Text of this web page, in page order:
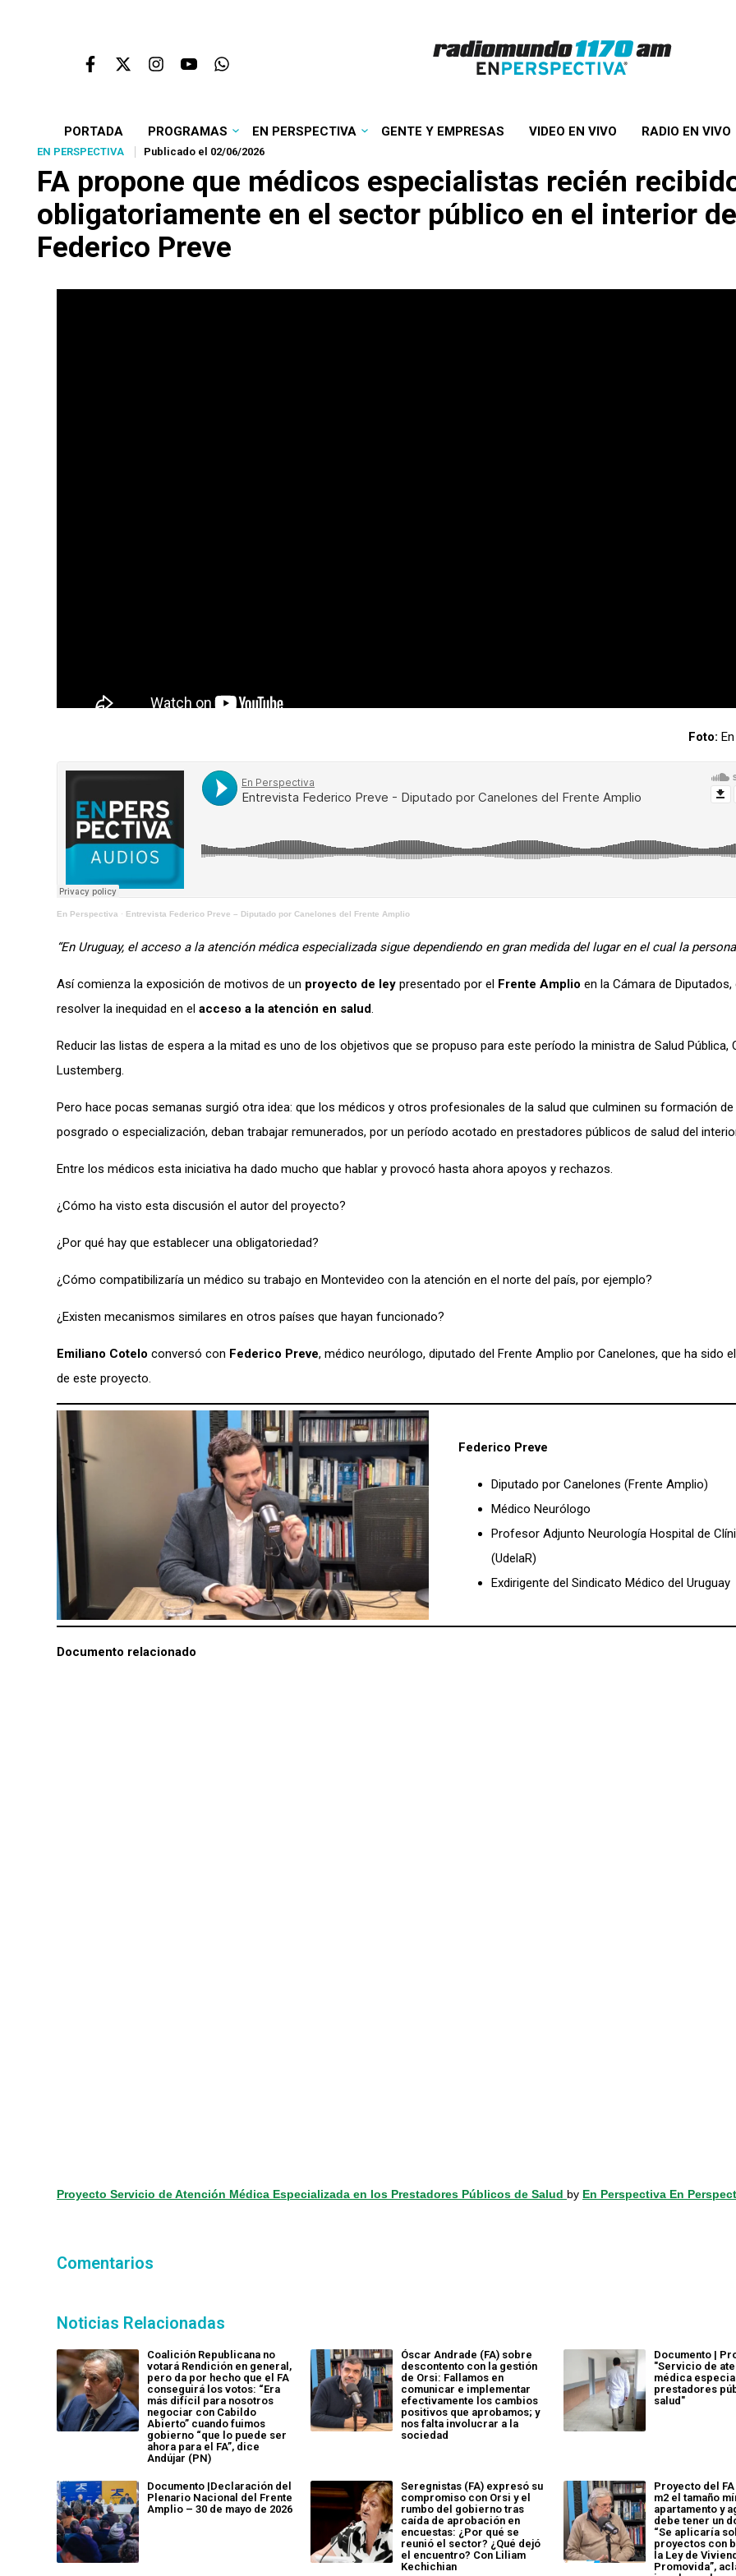
PORTADA PROGRAMAS EN PERSPECTIVA GENTE Y EMPRESAS VIDEO EN VIVO RADIO EN VIVO
EN PERSPECTIVA Publicado el 02/06/2026
FA propone que médicos especialistas recién
obligatoriamente en el sector público en el interior
Federico Preve
Foto:
En Perspectiva · Entrevista Federico Preve – Diputado por Canelones del Frente Amplio
“En Uruguay, el acceso a la atención médica especializada sigue dependiendo en gran medida del lugar en el cual la
Así comienza la exposición de motivos de un proyecto de ley presentado por el Frente Amplio en la Cámara de
resolver la inequidad en el acceso a la atención en salud.
Reducir las listas de espera a la mitad es uno de los objetivos que se propuso para este período la ministra de Salud Pública,
Lustemberg.
Pero hace pocas semanas surgió otra idea: que los médicos y otros profesionales de la salud que culminen su formación de
posgrado o especialización, deban trabajar remunerados, por un período acotado en prestadores públicos de salud del
Entre los médicos esta iniciativa ha dado mucho que hablar y provocó hasta ahora apoyos y rechazos.
¿Cómo ha visto esta discusión el autor del proyecto?
¿Por qué hay que establecer una obligatoriedad?
¿Cómo compatibilizaría un médico su trabajo en Montevideo con la atención en el norte del país, por ejemplo?
¿Existen mecanismos similares en otros países que hayan funcionado?
Emiliano Cotelo conversó con Federico Preve, médico neurólogo, diputado del Frente Amplio por Canelones, que ha sido
de este proyecto.
Federico Preve
Diputado por Canelones (Frente Amplio)
Médico Neurólogo
Profesor Adjunto Neurología Hospital de
(UdelaR)
Exdirigente del Sindicato Médico del Uruguay
Documento relacionado
Proyecto Servicio de Atención Médica Especializada en los Prestadores Públicos de Salud by En Perspectiva En
Comentarios
Noticias Relacionadas
Coalición Republicana no
votará Rendición en general,
pero da por hecho que el FA
conseguirá los votos: “Era
más difícil para nosotros
negociar con Cabildo
Abierto” cuando fuimos
gobierno “que lo puede ser
ahora para el FA”, dice
Andújar (PN)
Óscar Andrade (FA) sobre
descontento con la gestión
de Orsi: Fallamos en
comunicar e implementar
efectivamente los cambios
positivos que aprobamos; y
nos falta involucrar a la
sociedad
Documento |
"Servicio de
médica
prestadores
salud"
Documento |Declaración del
Plenario Nacional del Frente
Amplio – 30 de mayo de 2026
Seregnistas (FA) expresó su
compromiso con Orsi y el
rumbo del gobierno tras
caída de aprobación en
encuestas: ¿Por qué se
reunió el sector? ¿Qué dejó
el encuentro? Con Liliam
Kechichian
Proyecto del FA
m2 el tamaño
apartamento y
debe tener un
“Se aplicaría
proyectos con
la Ley de
Promovida”,